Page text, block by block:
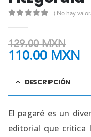
( No hay
129.00MXN
110.00 MXN
DESCRIPCIÓN
El pagaré es un
editorial que critica